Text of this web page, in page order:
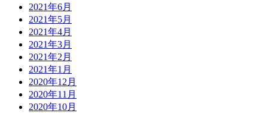
2021年6月
2021年5月
2021年4月
2021年3月
2021年2月
2021年1月
2020年12月
2020年11月
2020年10月